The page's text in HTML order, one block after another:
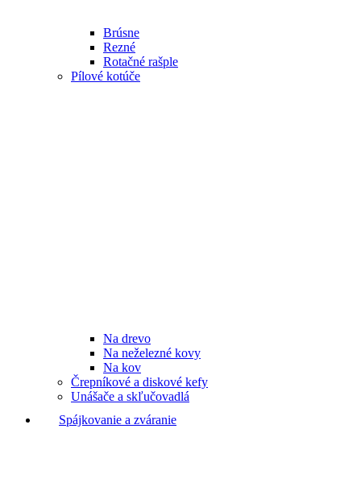
Brúsne
Rezné
Rotačné rašple
Pílové kotúče
Na drevo
Na neželezné kovy
Na kov
Črepníkové a diskové kefy
Unášače a skľučovadlá
Spájkovanie a zváranie